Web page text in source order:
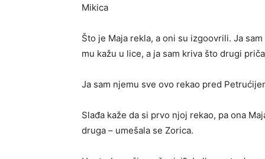
Mikica
Što je Maja rekla, a oni su izgoovrili. Ja
mu kažu u lice, a ja sam kriva što drugi
Ja sam njemu sve ovo rekao pred
Slađa kaže da si prvo njoj rekao, pa ona
druga – umešala se Zorica.